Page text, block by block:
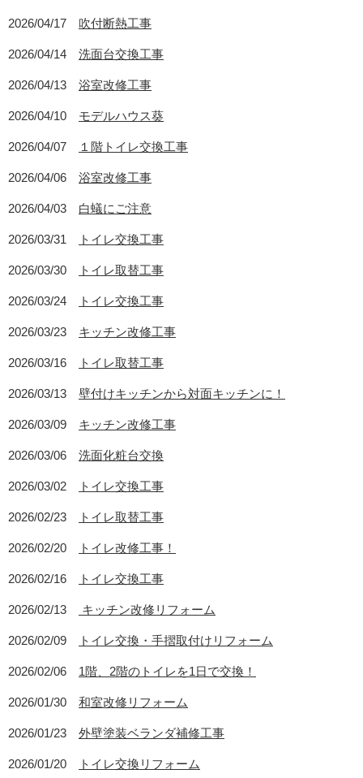
2026/04/17 吹付断熱工事
2026/04/14 洗面台交換工事
2026/04/13 浴室改修工事
2026/04/10 モデルハウス葵
2026/04/07 １階トイレ交換工事
2026/04/06 浴室改修工事
2026/04/03 白蟻にご注意
2026/03/31 トイレ交換工事
2026/03/30 トイレ取替工事
2026/03/24 トイレ交換工事
2026/03/23 キッチン改修工事
2026/03/16 トイレ取替工事
2026/03/13 壁付けキッチンから対面キッチンに！
2026/03/09 キッチン改修工事
2026/03/06 洗面化粧台交換
2026/03/02 トイレ交換工事
2026/02/23 トイレ取替工事
2026/02/20 トイレ改修工事！
2026/02/16 トイレ交換工事
2026/02/13 キッチン改修リフォーム
2026/02/09 トイレ交換・手摺取付けリフォーム
2026/02/06 1階、2階のトイレを1日で交換！
2026/01/30 和室改修リフォーム
2026/01/23 外壁塗装ベランダ補修工事
2026/01/20 トイレ交換リフォーム